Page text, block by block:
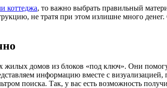
коттеджа, то важно выбрать правильный
не тратя при этом излишне много
домов из блоков «под ключ». Они
информацию вместе с
поиска. Так, у вас есть возможность